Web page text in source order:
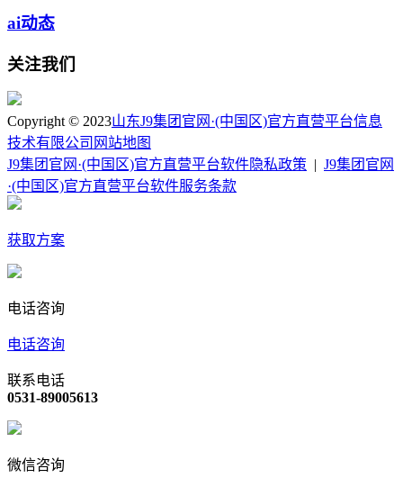
ai动态
关注我们
Copyright © 2023山东J9集团官网·(中国区)官方直营平台信息
技术有限公司 网站地图
J9集团官网·(中国区)官方直营平台软件隐私政策
J9集团官网
·(中国区)官方直营平台软件服务条款
获取方案
电话咨询
电话咨询
联系电话
0531-89005613
微信咨询